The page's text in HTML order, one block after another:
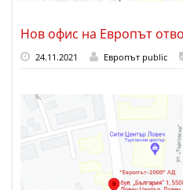
Нов офис на Европът
24.11.2021 Европът public